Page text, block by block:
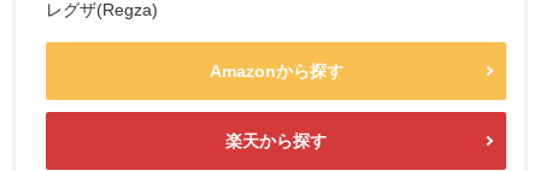
レグザ(Regza)
Amazonから探す
楽天から探す